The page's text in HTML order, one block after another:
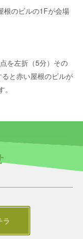
のビルの1Fが会場
左折（5分）その
と赤い屋根のビルが
ラ